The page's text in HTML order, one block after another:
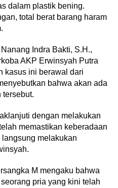
dalam plastik bening.
total berat barang haram
Indra Bakti, S.H.,
AKP Erwinsyah Putra
kasus ini berawal dari
bahwa akan ada
tersebut.
dengan melakukan
memastikan keberadaan
melakukan
M mengaku bahwa
pria yang kini telah